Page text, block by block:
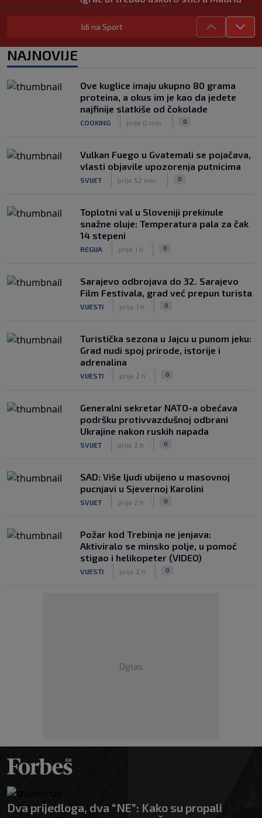
| |
Lara Gut-Behrami završila karijeru:
Predsjednik FIFA-e ne odustaje od
svojih planova: Otkriveno šta je
ponudio Marokancima za podršku
NOGOMET prije 2 h
Idi na Sport
NAJNOVIJE
Ove kuglice imaju ukupno 80 grama
proteina, a okus im je kao da jedete
najfinije slatkiše od čokolade
COOKING prije 0 min. 0
Vulkan Fuego u Gvatemali se pojačava,
vlasti objavile upozorenja putnicima
SVIJET prije 52 min. 0
Toplotni val u Sloveniji prekinule
snažne oluje: Temperatura pala za čak
14 stepeni
REGIJA prije 1 h 0
Sarajevo odbrojava do 32. Sarajevo
Film Festivala, grad već prepun turista
VIJESTI prije 1 h 0
Turistička sezona u Jajcu u punom jeku:
Grad nudi spoj prirode, istorije i
adrenalina
VIJESTI prije 2 h 0
Generalni sekretar NATO-a obećava
podršku protivvazdušnoj odbrani
Ukrajine nakon ruskih napada
SVIJET prije 2 h 0
SAD: Više ljudi ubijeno u masovnoj
pucnjavi u Sjevernoj Karolini
SVIJET prije 2 h 0
Požar kod Trebinja ne jenjava:
Aktiviralo se minsko polje, u pomoć
stigao i helikopeter (VIDEO)
VIJESTI prije 2 h 0
Oglas
Dva prijedloga, dva “NE”: Kako su propali